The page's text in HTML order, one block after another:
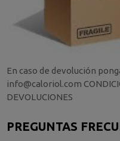
En caso de devolución
info@caloriol.com
DEVOLUCIONES
PREGUNTAS